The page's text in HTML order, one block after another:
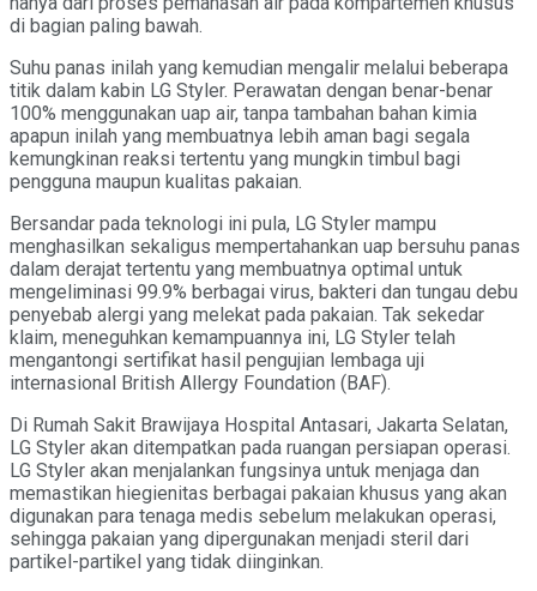
di bagian paling bawah.
Suhu panas inilah yang kemudian mengalir melalui beberapa
titik dalam kabin LG Styler. Perawatan dengan benar-benar
100% menggunakan uap air, tanpa tambahan bahan kimia
apapun inilah yang membuatnya lebih aman bagi segala
kemungkinan reaksi tertentu yang mungkin timbul bagi
pengguna maupun kualitas pakaian.
Bersandar pada teknologi ini pula, LG Styler mampu
menghasilkan sekaligus mempertahankan uap bersuhu panas
dalam derajat tertentu yang membuatnya optimal untuk
mengeliminasi 99.9% berbagai virus, bakteri dan tungau debu
penyebab alergi yang melekat pada pakaian. Tak sekedar
klaim, meneguhkan kemampuannya ini, LG Styler telah
mengantongi sertifikat hasil pengujian lembaga uji
internasional British Allergy Foundation (BAF).
Di Rumah Sakit Brawijaya Hospital Antasari, Jakarta Selatan,
LG Styler akan ditempatkan pada ruangan persiapan operasi.
LG Styler akan menjalankan fungsinya untuk menjaga dan
memastikan hiegienitas berbagai pakaian khusus yang akan
digunakan para tenaga medis sebelum melakukan operasi,
sehingga pakaian yang dipergunakan menjadi steril dari
partikel-partikel yang tidak diinginkan.